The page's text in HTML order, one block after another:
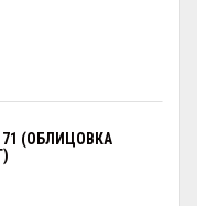
(ОБЛИЦОВКА